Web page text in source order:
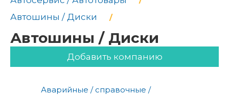
Автошины / Диски
Автошины / Диски
Добавить компанию
Аварийные / справочные /